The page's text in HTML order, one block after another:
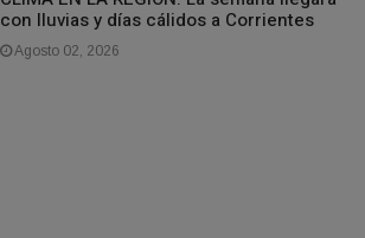
con lluvias y días cálidos a Corrientes
Agosto 02, 2026